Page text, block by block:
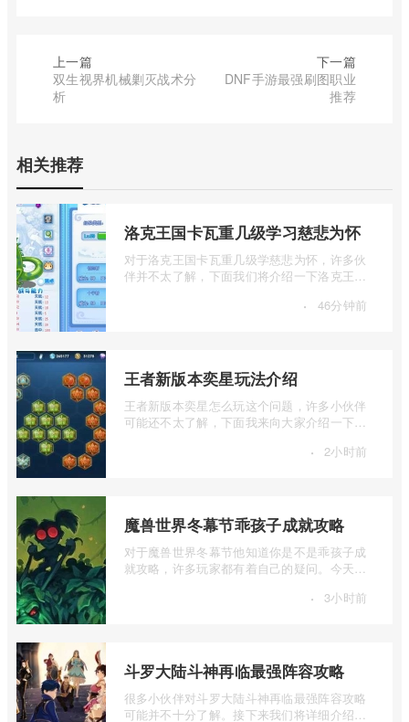
上一篇
双生视界机械剿灭战术分
析
下一篇
DNF手游最强刷图职业
推荐
相关推荐
洛克王国卡瓦重几级学习慈悲为怀
对于洛克王国卡瓦重几级学慈悲为怀，许多伙
伴并不太了解，下面我们将介绍一下洛克王国
· 46分钟前
王者新版本奕星玩法介绍
王者新版本奕星怎么玩这个问题，许多小伙伴
可能还不太了解，下面我来向大家介绍一下王
· 2小时前
魔兽世界冬幕节乖孩子成就攻略
对于魔兽世界冬幕节他知道你是不是乖孩子成
就攻略，许多玩家都有着自己的疑问。今天我
· 3小时前
斗罗大陆斗神再临最强阵容攻略
很多小伙伴对斗罗大陆斗神再临最强阵容攻略
可能并不十分了解。接下来我们将详细介绍一